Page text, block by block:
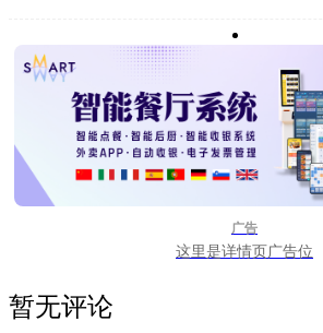
广告
这里是详情页广告位
暂无评论